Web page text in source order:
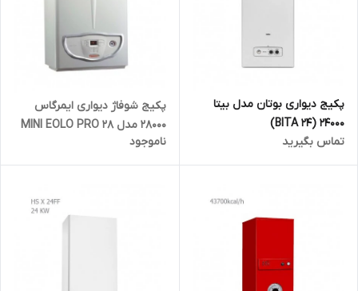
پکیج دیواری بوتان مدل بیتا
24000 (BITA 24)
تماس بگیرید
پکیج شوفاژ دیواری ایمرگاس
28000 مدل MINI EOLO PRO 28
ناموجود